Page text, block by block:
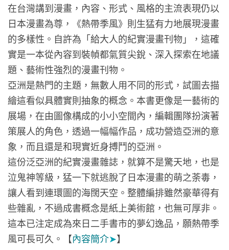
在台灣講到漫畫，內容、形式、風格的主流表現仍以
日本漫畫為尊，《熱帶季風》則生猛有力地展現漫畫
的多樣性。自許為「給大人的紀實漫畫刊物」，這確
實是一本從內容到裝幀都氣質尖銳、深入探索在地議
題、藝術性強烈的漫畫刊物。
亞洲是熱門的主題，無數人用不同的形式，試圖去描
繪這看似具體實則抽象的概念。本書更像是一藝術的
展場，在由圖像構成的小小空間內，編輯團隊扮演著
策展人的角色，透過一幅幅作品，成功營造亞洲的意
象，而且還是和現實近身搏鬥的亞洲。
這份泛亞洲的紀實漫畫雜誌，就算不是驚天地，也是
泣鬼神等級，猛一下就逃脫了日本漫畫的萌之荼毒，
讓人看到連環圖的海闊天空。整體編排雖然豪華得有
些雜亂，不過成書概念是紙上美術館，也無可厚非。
這本已注定成為來日二手書市的夢幻逸品，願熱帶季
風可長可久。【內容簡介➤】